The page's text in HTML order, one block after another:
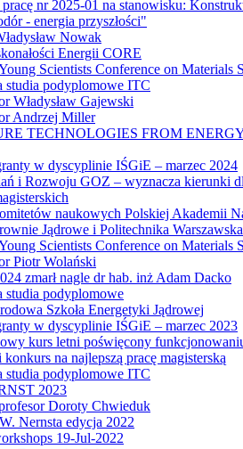
pracę nr 2025-01 na stanowisku:
- energia przyszłości"
Nowak
Energii CORE
Scientists Conference on Materials
studia podyplomowe ITC
Władysław Gajewski
Andrzej Miller
TECHNOLOGIES FROM
w dyscyplinie IŚGiE – marzec 2024
i Rozwoju GOZ – wyznacza kierunki
naukowych Polskiej Akademii
Jądrowe i Politechnika
Scientists Conference on Materials
Piotr Wolański
zmarł nagle dr hab. inż Adam Dacko
studia podyplomowe
Szkoła Energetyki Jądrowej
w dyscyplinie IŚGiE – marzec 2023
kurs letni poświęcony
na najlepszą pracę magisterską
studia podyplomowe ITC
2023
Doroty Chwieduk
Nernsta edycja 2022
19-Jul-2022